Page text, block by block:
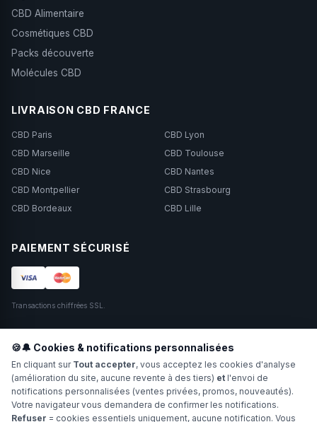
CBD Alimentaire
Cosmétiques CBD
Packs découverte
Molécules CBD
LIVRAISON CBD FRANCE
CBD Paris
CBD Lyon
CBD Marseille
CBD Toulouse
CBD Nice
CBD Nantes
CBD Montpellier
CBD Strasbourg
CBD Bordeaux
CBD Lille
PAIEMENT SÉCURISÉ
Transactions chiffrées SSL.
🍪🔔 Cookies & notifications personnalisées
En cliquant sur Tout accepter, vous acceptez les cookies d'analyse
(amélioration du site, aucune revente à des tiers) et l'envoi de
notifications personnalisées (ventes privées, promos, nouveautés).
Votre navigateur vous demandera de confirmer les notifications.
Refuser = cookies essentiels uniquement, aucune notification. Vous